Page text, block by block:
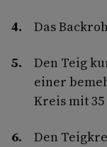
Das
Den Teig
einer
Kreis mit
Den